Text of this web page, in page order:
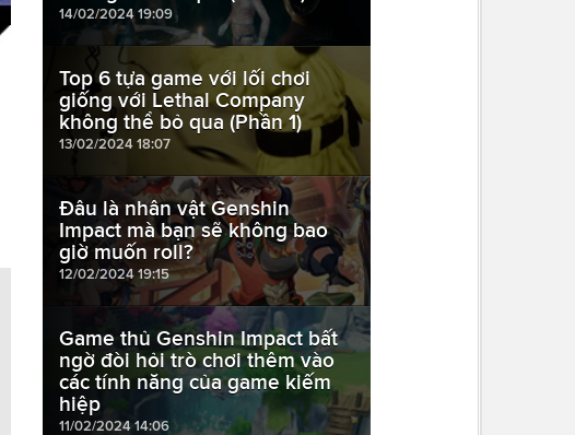
14/02/2024 19:09
Top 6 tựa game với lối chơi
giống với Lethal Company
không thể bỏ qua (Phần 1)
13/02/2024 18:07
Đâu là nhân vật Genshin
Impact mà bạn sẽ không bao
giờ muốn roll?
12/02/2024 19:15
Game thủ Genshin Impact bất
ngờ đòi hỏi trò chơi thêm vào
các tính năng của game kiếm
hiệp
11/02/2024 14:06